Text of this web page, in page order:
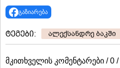
გაზიარება
ტეგები: ალექსანდრე ბაკში
მკითხველის კომენტარები / 0 /